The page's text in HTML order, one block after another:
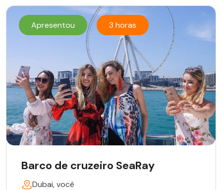
Apresentou 3 horas
Barco de cruzeiro SeaRay
Dubai, você